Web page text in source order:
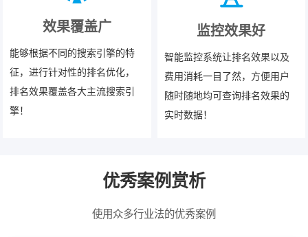
效果覆盖广
能够根据不同的搜索引擎的特
征，进行针对性的排名优化，
排名效果覆盖各大主流搜索引
擎！
监控效果好
智能监控系统让排名效果以及
费用消耗一目了然，方便用户
随时随地均可查询排名效果的
实时数据！
优秀案例赏析
使用众多行业法的优秀案例